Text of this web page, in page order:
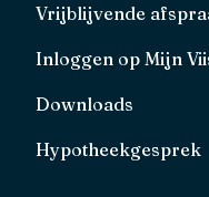
Vrijblijvende
Inloggen op Mijn
Downloads
Hypotheekgesprek